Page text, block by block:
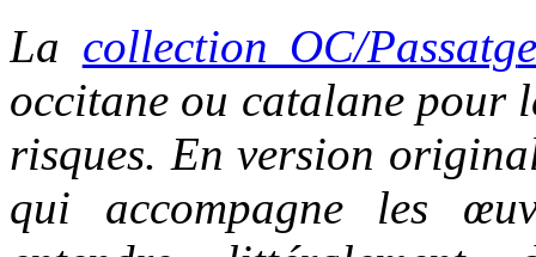
La collection OC/Passatg
occitane ou catalane pour
risques. En version
qui accompagne les